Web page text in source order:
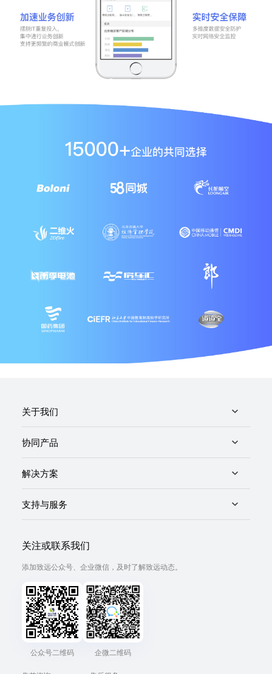
关于我们
协同产品
解决方案
支持与服务
关注或联系我们
添加致远公众号、企业微信，及时了解致远动态。
公众号二维码 企微二维码